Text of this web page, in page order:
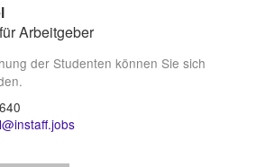
Arbeitgeber
der Studenten können Sie sich